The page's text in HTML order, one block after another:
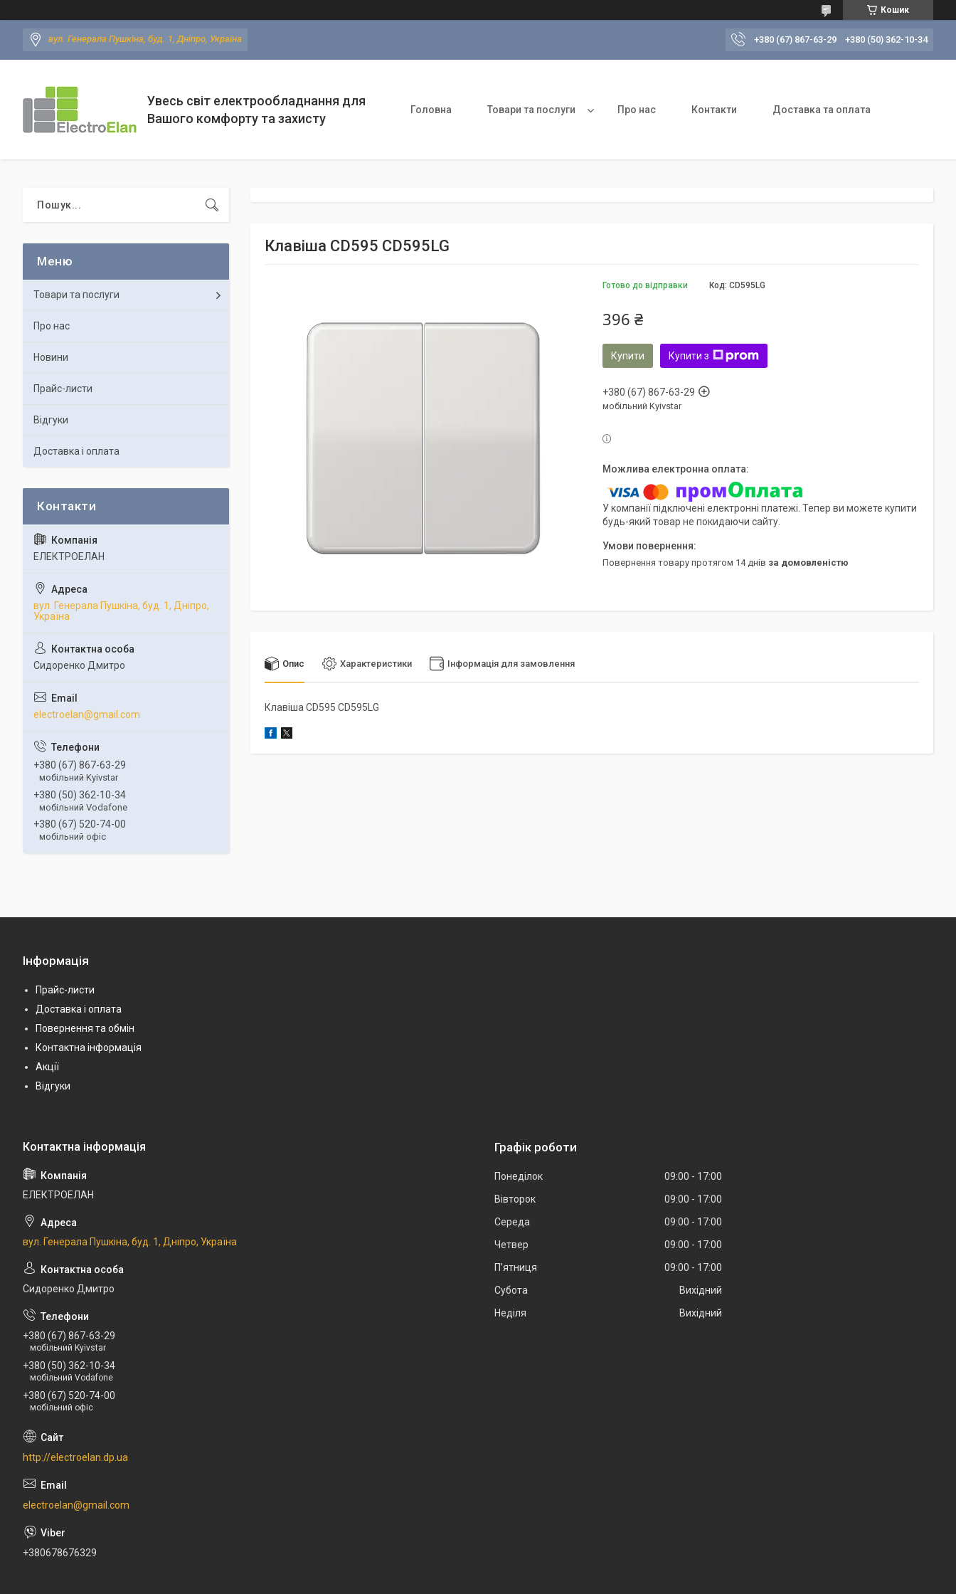
Кошик
вул. Генерала Пушкіна, буд. 1, Дніпро, Україна +380 (67) 867-63-29 +380 (50) 362-10-34
Увесь світ електрообладнання для
Вашого комфорту та захисту
Головна Товари та послуги Про нас Контакти Доставка та оплата
Клавіша CD595 CD595LG
Готово до відправки Код: CD595LG
396 ₴
Купити Купити з
+380 (67) 867-63-29
мобільний Kyivstar
У компанії підключені електронні платежі. Тепер ви можете купити
будь-який товар не покидаючи сайту.
повернення товару протягом 14 днів за домовленістю
Опис Характеристики Інформація для замовлення
Клавіша CD595 CD595LG
Товари та послуги
Про нас
Новини
Прайс-листи
Відгуки
Доставка і оплата
ЕЛЕКТРОЕЛАН
вул. Генерала Пушкіна, буд. 1, Дніпро,
Україна
Сидоренко Дмитро
electroelan@gmail.com
+380 (67) 867-63-29
мобільний Kyivstar
+380 (50) 362-10-34
мобільний Vodafone
+380 (67) 520-74-00
мобільний офіс
Інформація
Прайс-листи
Доставка і оплата
Повернення та обмін
Контактна інформація
Акції
Відгуки
ЕЛЕКТРОЕЛАН
вул. Генерала Пушкіна, буд. 1, Дніпро, Україна
Сидоренко Дмитро
+380 (67) 867-63-29
мобільний Kyivstar
+380 (50) 362-10-34
мобільний Vodafone
+380 (67) 520-74-00
мобільний офіс
http://electroelan.dp.ua
electroelan@gmail.com
+380678676329
Графік роботи
Понеділок 09:00
17:00
Вівторок
09:00
17:00
Середа
09:00
17:00
Четвер
09:00
17:00
Пʼятниця
09:00
17:00
Субота
Вихідний
Неділя
Вихідний